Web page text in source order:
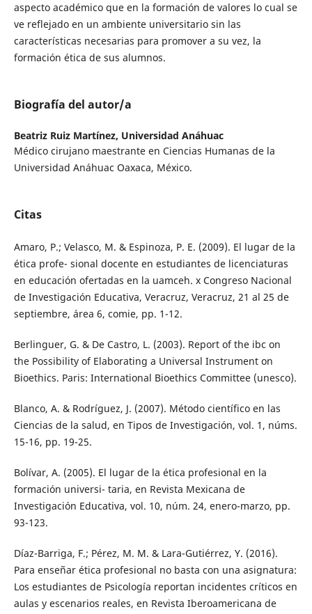
aspecto académico que en la formación de valores lo cual se
ve reflejado en un ambiente universitario sin las
características necesarias para promover a su vez, la
formación ética de sus alumnos.
Biografía del autor/a
Beatriz Ruiz Martínez, Universidad Anáhuac
Médico cirujano maestrante en Ciencias Humanas de la
Universidad Anáhuac Oaxaca, México.
Citas
Amaro, P.; Velasco, M. & Espinoza, P. E. (2009). El lugar de la
ética profe- sional docente en estudiantes de licenciaturas
en educación ofertadas en la uamceh. x Congreso Nacional
de Investigación Educativa, Veracruz, Veracruz, 21 al 25 de
septiembre, área 6, comie, pp. 1-12.
Berlinguer, G. & De Castro, L. (2003). Report of the ibc on
the Possibility of Elaborating a Universal Instrument on
Bioethics. Paris: International Bioethics Committee (unesco).
Blanco, A. & Rodríguez, J. (2007). Método científico en las
Ciencias de la salud, en Tipos de Investigación, vol. 1, núms.
15-16, pp. 19-25.
Bolívar, A. (2005). El lugar de la ética profesional en la
formación universi- taria, en Revista Mexicana de
Investigación Educativa, vol. 10, núm. 24, enero-marzo, pp.
93-123.
Díaz-Barriga, F.; Pérez, M. M. & Lara-Gutiérrez, Y. (2016).
Para enseñar ética profesional no basta con una asignatura:
Los estudiantes de Psicología reportan incidentes críticos en
aulas y escenarios reales, en Revista Iberoamericana de